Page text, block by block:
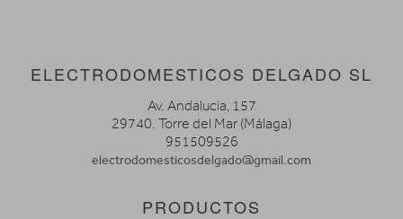
ELECTRODOMESTICOS DELGADO SL
Av. Andalucia, 157
29740. Torre del Mar (Málaga)
951509526
electrodomesticosdelgado@gmail.com
PRODUCTOS